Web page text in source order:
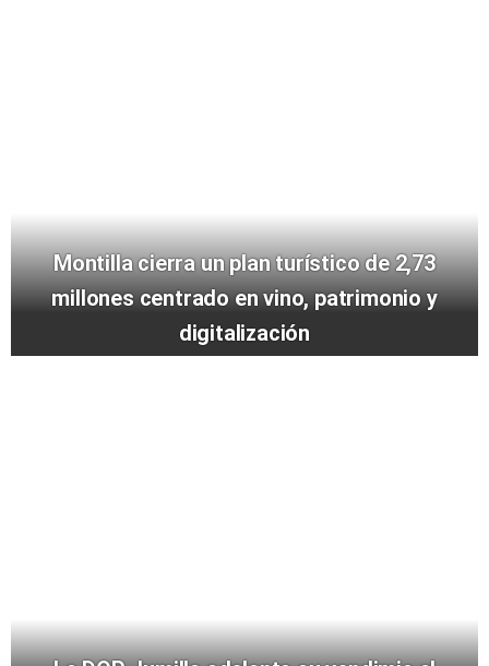
Montilla cierra un plan turístico de 2,73
millones centrado en vino, patrimonio y
digitalización